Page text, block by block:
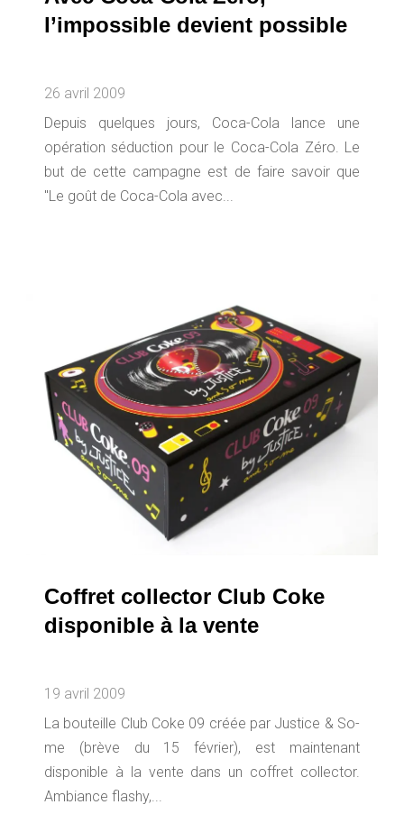
l’impossible devient possible
26 avril 2009
Depuis quelques jours, Coca-Cola lance une
opération séduction pour le Coca-Cola Zéro. Le
but de cette campagne est de faire savoir que
"Le goût de Coca-Cola avec...
Coffret collector Club Coke
disponible à la vente
19 avril 2009
La bouteille Club Coke 09 créée par Justice & So-
me (brève du 15 février), est maintenant
disponible à la vente dans un coffret collector.
Ambiance flashy,...